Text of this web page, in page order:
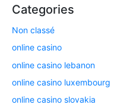
Categories
Non classé
online casino
online casino lebanon
online casino luxembourg
online casino slovakia